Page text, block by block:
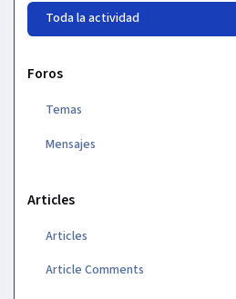
Toda la actividad
Foros
Temas
Mensajes
Articles
Articles
Article Comments